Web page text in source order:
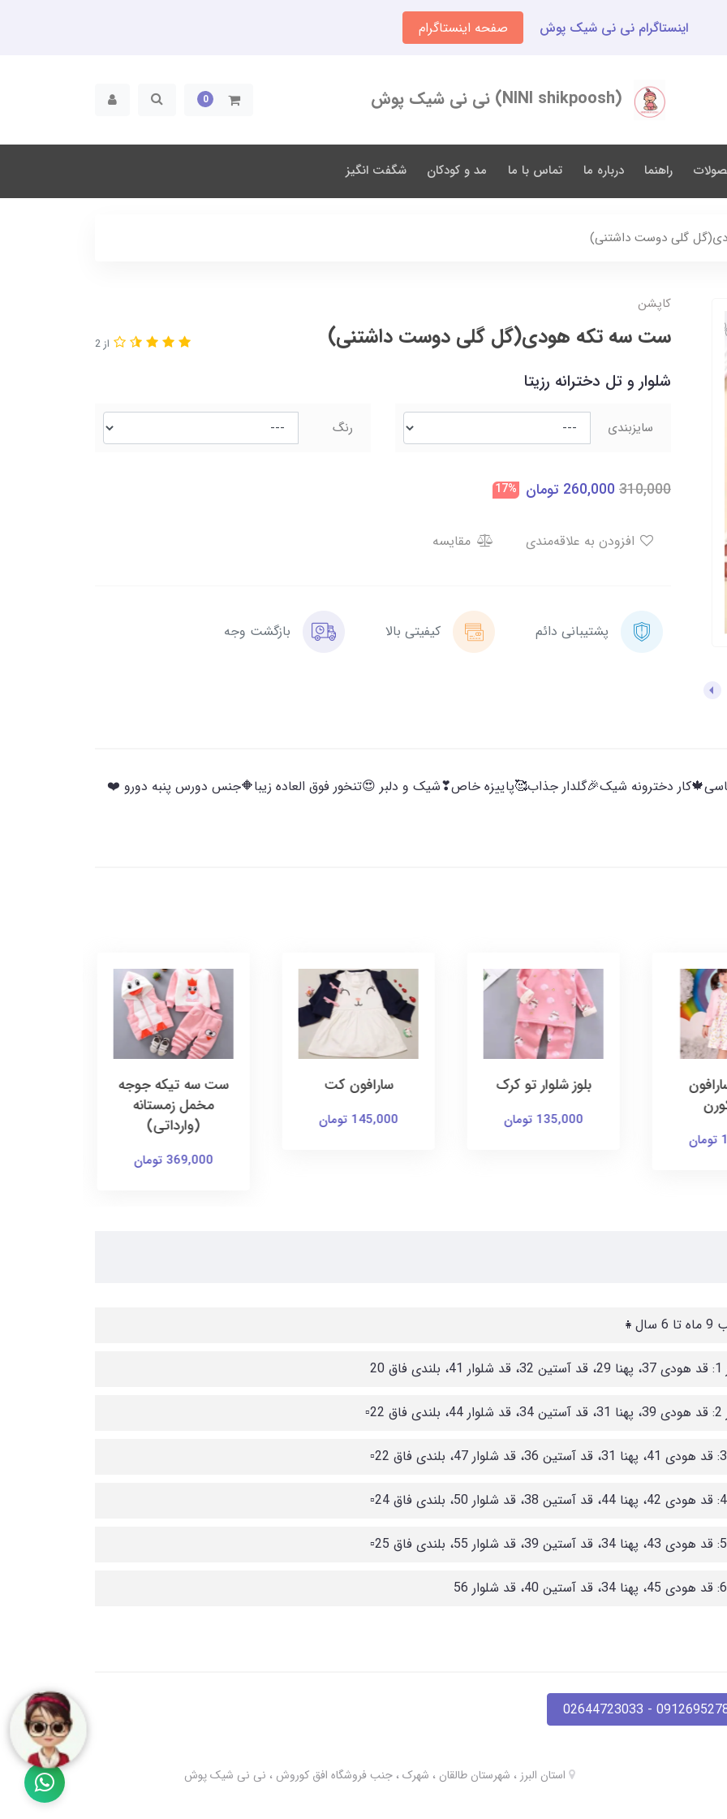
اینستاگرام نی نی شیک پوش صفحه اینستاگرام
(NINI shikpoosh) نی نی شیک پوش 0
راهنما درباره ما تماس با ما مد و کودکان شگفت انگیز
گلی دوست داشتنی)
کاپشن
ست سه تکه هودی(گل گلی دوست داشتنی) از 2
شلوار و تل دخترانه رزیتا
سایزبندی رنگ
310,000
260,000 تومان 17%
مقایسه
پشتیبانی دائم کیفیتی بالا بازگشت وجه
گلبهی، زرشکی، یاسی🍁کار دخترونه شیک🎉گلدار جذاب🥰پاییزه خاص❣شیک و دلبر 😍تنخور فوق العاده زیبا🔶جنس دورس پنبه دورو ❤️
بلوز شلوار تو کرک
135,000 تومان
سارافون کت
145,000 تومان
ست سه تیکه جوجه
مخمل زمستانه
(وارداتی)
369,000 تومان
09126952780 -
استان البرز ، شهرستان طالقان ، شهرک ، جنب فروشگاه افق کوروش ، نی نی شیک پوش